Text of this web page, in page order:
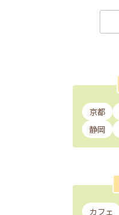
京都
静岡
カフェ